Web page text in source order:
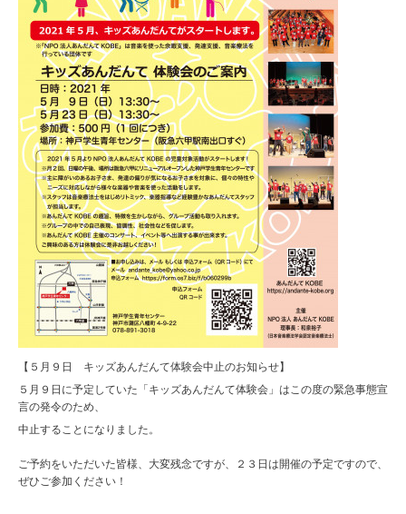
【５月９日 キッズあんだんて体験会中止のお知らせ】
５月９日に予定していた「キッズあんだんて体験会」はこの度の緊急事態宣
言の発令のため、
中止することになりました。
ご予約をいただいた皆様、大変残念ですが、２３日は開催の予定ですので、
ぜひご参加ください！